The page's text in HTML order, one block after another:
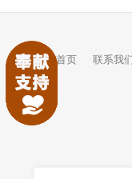
首页 联系我